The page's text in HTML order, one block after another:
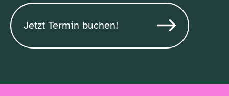
Jetzt Termin buchen!